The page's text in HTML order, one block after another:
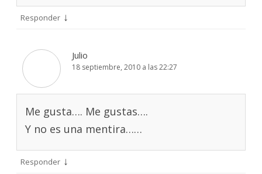
Responder ↓
Julio
18 septiembre, 2010 a las 22:27
Me gusta…. Me gustas….
Y no es una mentira……
Responder ↓